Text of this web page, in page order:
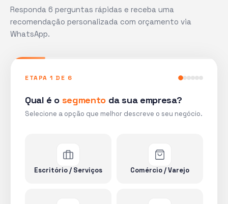
Responda 6 perguntas rápidas e receba uma
recomendação personalizada com orçamento via
WhatsApp.
ETAPA 1 DE 6
Qual é o segmentoda sua empresa?
Selecione a opção que melhor descreve o seu negócio.
Escritório / Serviços Comércio / Varejo